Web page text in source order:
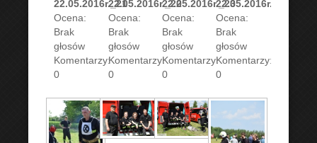
22.05.2016r._21
Ocena:
Brak
głosów
Komentarzy:
0
22.05.2016r._22
Ocena:
Brak
głosów
Komentarzy:
0
22.05.2016r._23
Ocena:
Brak
głosów
Komentarzy:
0
22.05.2016r._24
Ocena:
Brak
głosów
Komentarzy:
0